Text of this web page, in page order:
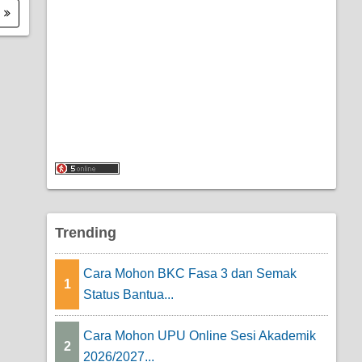
Trending
1
Cara Mohon BKC Fasa 3 dan Semak
Status Bantua...
2
Cara Mohon UPU Online Sesi Akademik
2026/2027...